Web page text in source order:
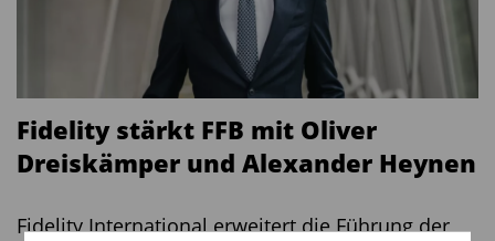
Fidelity stärkt FFB mit Oliver
Dreiskämper und Alexander Heynen
Fidelity International erweitert die Führung der